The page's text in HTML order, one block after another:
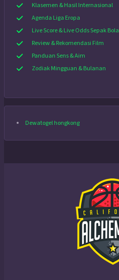
Klasemen & Hasil Internasional
Agenda Liga Eropa
Live Score & Live Odds Sepak Bola
Review & Rekomendasi Film
Panduan Sens & Aim
Zodiak Mingguan & Bulanan
Dewatogel hongkong